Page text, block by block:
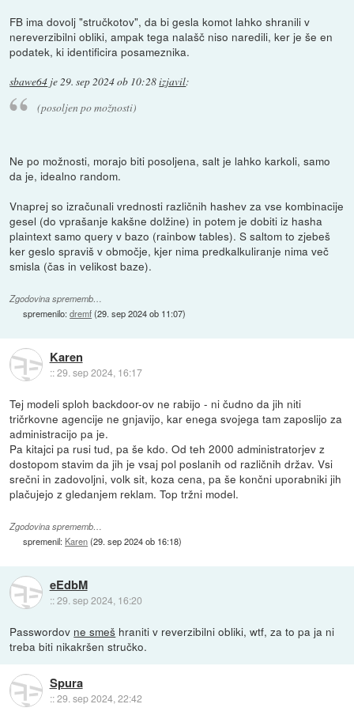
FB ima dovolj "stručkotov", da bi gesla komot lahko shranili v
nereverzibilni obliki, ampak tega nalašč niso naredili, ker je še en
podatek, ki identificira posameznika.
sbawe64 je29. sep 2024 ob 10:28izjavil:
(posoljen po možnosti)
Ne po možnosti, morajo biti posoljena, salt je lahko karkoli, samo
da je, idealno random.
Vnaprej so izračunali vrednosti različnih hashev za vse kombinacije
gesel (do vprašanje kakšne dolžine) in potem je dobiti iz hasha
plaintext samo query v bazo (rainbow tables). S saltom to zjebeš
ker geslo spraviš v območje, kjer nima predkalkuliranje nima več
smisla (čas in velikost baze).
Zgodovina sprememb…
spremenilo:dremf(29. sep 2024 ob 11:07)
Karen
::29. sep 2024, 16:17
Tej modeli sploh backdoor-ov ne rabijo - ni čudno da jih niti
tričrkovne agencije ne gnjavijo, kar enega svojega tam zaposlijo za
administracijo pa je.
Pa kitajci pa rusi tud, pa še kdo. Od teh 2000 administratorjev z
dostopom stavim da jih je vsaj pol poslanih od različnih držav. Vsi
srečni in zadovoljni, volk sit, koza cena, pa še končni uporabniki jih
plačujejo z gledanjem reklam. Top tržni model.
Zgodovina sprememb…
spremenil: Karen(29. sep 2024 ob 16:18)
eEdbM
::29. sep 2024, 16:20
Passwordov ne smeš hraniti v reverzibilni obliki, wtf, za to pa ja ni
treba biti nikakršen stručko.
Spura
::29. sep 2024, 22:42